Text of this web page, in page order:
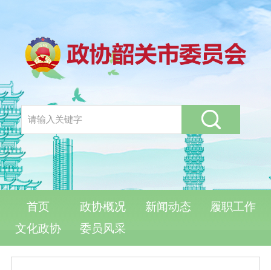
首页 政协概况 新闻动态
履职工作
文化政协
委员风采